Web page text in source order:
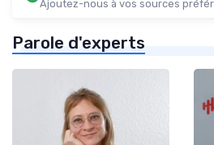
Ajoutez-nous à vos sources
Parole d'experts